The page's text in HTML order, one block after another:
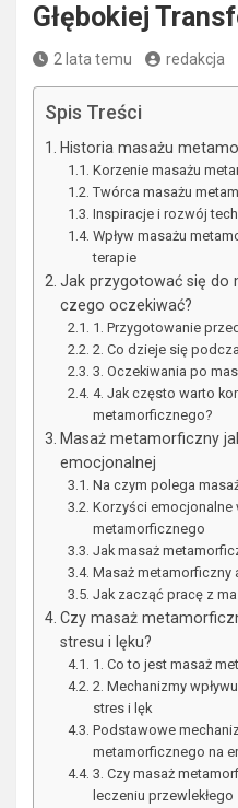
Głębokiej
2 lata temu redakcja
Spis Treści
Historia masażu
Korzenie masażu
Twórca masażu
Inspiracje i rozwój
Wpływ masażu
terapie
Jak przygotować się do
czego oczekiwać?
1. Przygotowanie
2. Co dzieje się
3. Oczekiwania po
4. Jak często warto
metamorficznego?
Masaż metamorficzny
emocjonalnej
Na czym polega
Korzyści emocjonalne
metamorficznego
Jak masaż
Masaż metamorficzny
Jak zacząć pracę z
Czy masaż
stresu i lęku?
1. Co to jest masaż
2. Mechanizmy
stres i lęk
Podstawowe
metamorficznego na
3. Czy masaż
leczeniu przewlekłego